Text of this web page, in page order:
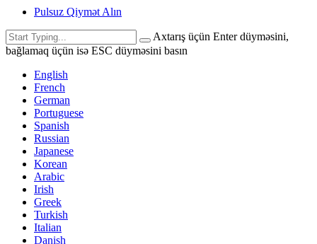
Pulsuz Qiymət Alın
Axtarış üçün Enter düyməsini,
bağlamaq üçün isə ESC düyməsini basın
English
French
German
Portuguese
Spanish
Russian
Japanese
Korean
Arabic
Irish
Greek
Turkish
Italian
Danish